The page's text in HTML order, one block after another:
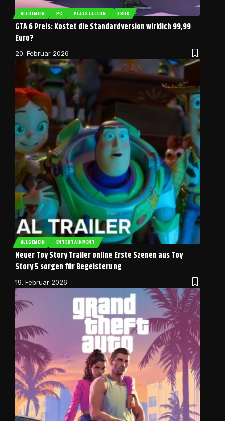
ALLGEMEIN PC PLAYSTATION XBOX
GTA 6 Preis: Kostet die Standardversion wirklich 99,99
Euro?
20. Februar 2026
ALLGEMEIN ENTERTAINMENT
Neuer Toy Story Trailer online Erste Szenen aus Toy
Story 5 sorgen für Begeisterung
19. Februar 2026